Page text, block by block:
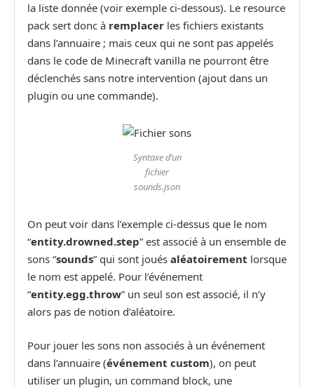
la liste donnée (voir exemple ci-dessous). Le resource
pack sert donc à remplacer les fichiers existants
dans l’annuaire ; mais ceux qui ne sont pas appelés
dans le code de Minecraft vanilla ne pourront être
déclenchés sans notre intervention (ajout dans un
plugin ou une commande).
Syntaxe d’un
fichier
sounds.json
On peut voir dans l’exemple ci-dessus que le nom
“entity.drowned.step” est associé à un ensemble de
sons “sounds” qui sont joués aléatoirement lorsque
le nom est appelé. Pour l’événement
“entity.egg.throw” un seul son est associé, il n’y
alors pas de notion d’aléatoire.
Pour jouer les sons non associés à un événement
dans l’annuaire (événement custom), on peut
utiliser un plugin, un command block, une